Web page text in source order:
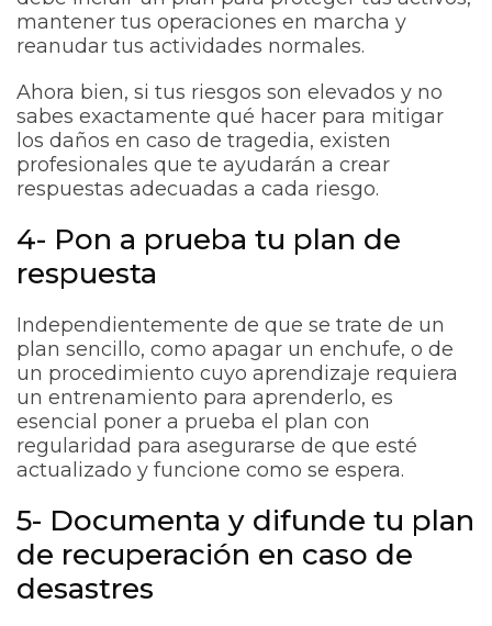
mantener tus operaciones en marcha y
reanudar tus actividades normales.
Ahora bien, si tus riesgos son elevados y no
sabes exactamente qué hacer para mitigar
los daños en caso de tragedia, existen
profesionales que te ayudarán a crear
respuestas adecuadas a cada riesgo.
4- Pon a prueba tu plan de
respuesta
Independientemente de que se trate de un
plan sencillo, como apagar un enchufe, o de
un procedimiento cuyo aprendizaje requiera
un entrenamiento para aprenderlo, es
esencial poner a prueba el plan con
regularidad para asegurarse de que esté
actualizado y funcione como se espera.
5- Documenta y difunde tu plan
de recuperación en caso de
desastres